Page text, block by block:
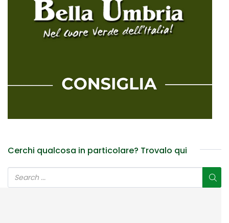
Cerchi qualcosa in particolare? Trovalo qui